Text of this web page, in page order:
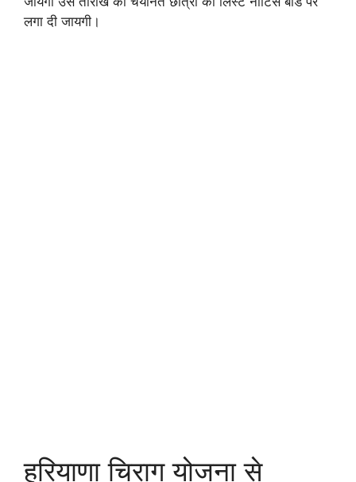
लगा दी जायगी।
हरियाणा चिराग योजना से